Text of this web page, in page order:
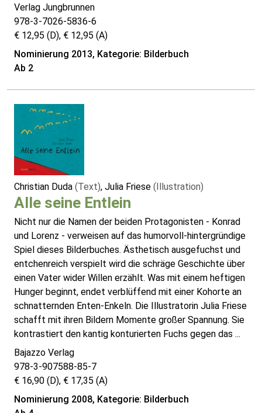
Verlag Jungbrunnen
978-3-7026-5836-6
€ 12,95 (D), € 12,95 (A)
Nominierung 2013, Kategorie: Bilderbuch
Ab 2
Christian Duda (Text), Julia Friese (Illustration)
Alle seine Entlein
Nicht nur die Namen der beiden Protagonisten - Konrad
und Lorenz - verweisen auf das humorvoll-hintergründige
Spiel dieses Bilderbuches. Ästhetisch ausgefuchst und
entchenreich verspielt wird die schräge Geschichte über
einen Vater wider Willen erzählt. Was mit einem heftigen
Hunger beginnt, endet verblüffend mit einer Kohorte an
schnatternden Enten-Enkeln. Die Illustratorin Julia Friese
schafft mit ihren Bildern Momente großer Spannung. Sie
kontrastiert den kantig konturierten Fuchs gegen das ...
Bajazzo Verlag
978-3-907588-85-7
€ 16,90 (D), € 17,35 (A)
Nominierung 2008, Kategorie: Bilderbuch